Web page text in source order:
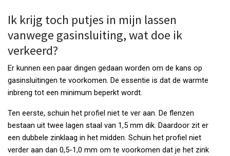
Ik krijg toch putjes in mijn lassen
vanwege gasinsluiting, wat doe ik
verkeerd?
Er kunnen een paar dingen gedaan worden om de kans op
gasinsluitingen te voorkomen. De essentie is dat de warmte
inbreng tot een minimum beperkt wordt.
Ten eerste, schuin het profiel niet te ver aan. De flenzen
bestaan uit twee lagen staal van 1,5 mm dik. Daardoor zit er
een dubbele zinklaag in het midden. Schuin het profiel niet
verder aan dan 0,5-1,0 mm om te voorkomen dat je het zink